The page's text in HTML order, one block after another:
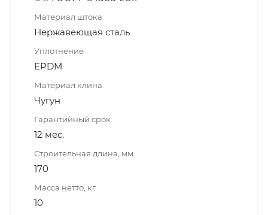
Материал штока
Нержавеющая сталь
Уплотнение
EPDM
Материал клина
Чугун
Гарантийный срок
12 мес.
Строительная длина, мм
170
Масса нетто, кг
10